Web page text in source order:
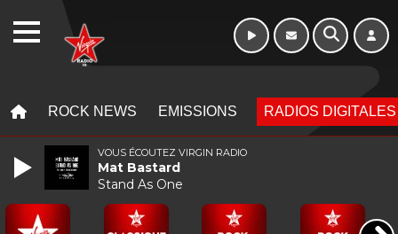
ROCK NEWS EMISSIONS RADIOS DIGITALES
VOUS ÉCOUTEZ VIRGIN RADIO
Mat Bastard
Stand As One
WEBRADIO